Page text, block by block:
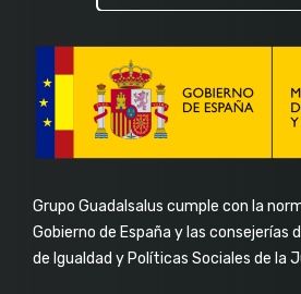
Grupo Guadalsalus cumple con la
Gobierno de España y las consejerías
de Igualdad y Políticas Sociales de la